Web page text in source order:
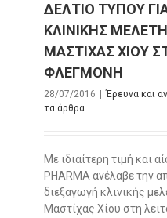
ΔΕΛΤΙΟ ΤΥΠΟΥ
ΚΛΙΝΙΚΗΣ
ΜΑΣΤΙΧΑΣ ΧΙΟΥ
ΦΛΕΓΜΟΝΗ
28/07/2016 Έρευνα και
τα άρθρα
Mε ιδιαίτερη τιμή και
PHARMA ανέλαβε την
διεξαγωγή κλινικής
Μαστίχας Χίου στη